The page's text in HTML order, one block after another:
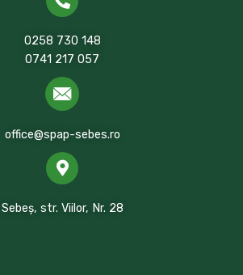
0258 730 148
0741 217 057
office@spap-sebes.ro
Sebeș, str. Viilor, Nr. 28